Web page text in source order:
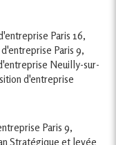
Paris 16,
Paris 9,
Neuilly-sur-
d'entreprise
Paris 9,
Stratégique et levée